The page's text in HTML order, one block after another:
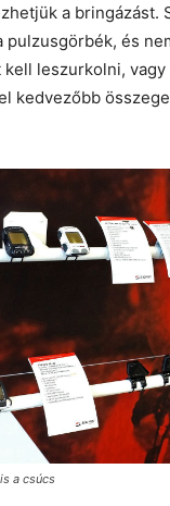
a bringázást.
pulzusgörbék, és
leszurkolni, vagy
kedvezőbb
a csúcs